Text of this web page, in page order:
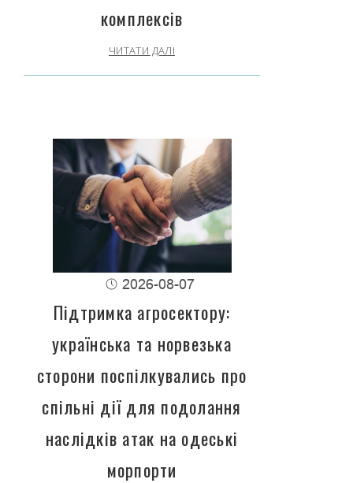
комплексів
ЧИТАТИ ДАЛІ
2026-08-07
Підтримка агросектору:
українська та норвезька
сторони поспілкувались про
спільні дії для подолання
наслідків атак на одеські
морпорти